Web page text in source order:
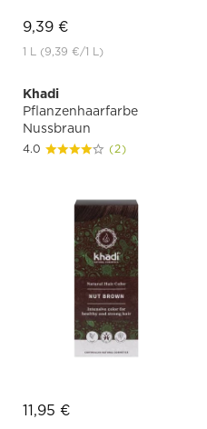
9,39 €
1 L (9,39 €/1 L)
Khadi
Pflanzenhaarfarbe
Nussbraun
4.0 (2)
11,95 €